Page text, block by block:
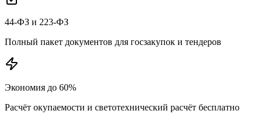
44-ФЗ и 223-ФЗ
Полный пакет документов для госзакупок и тендеров
Экономия до 60%
Расчёт окупаемости и светотехнический расчёт бесплатно